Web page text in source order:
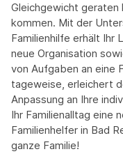
Gleichgewicht geraten
kommen. Mit der
Familienhilfe erhält Ihr
neue Organisation
von Aufgaben an eine
tageweise, erleichert
Anpassung an Ihre
Ihr Familienalltag eine
Familienhelfer in Bad
ganze Familie!